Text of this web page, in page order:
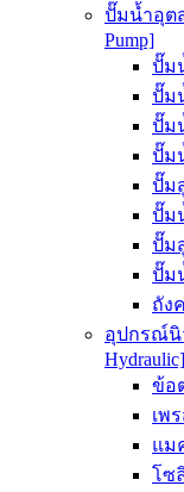
ปั๊มน้ำอุต
Pump]
ปั๊ม
ปั๊ม
ปั๊ม
ปั๊ม
ปั๊ม
ปั๊ม
ปั๊ม
ปั๊ม
ถัง
อุปกรณ์นิ
Hydraulic]
ข้อ
เพ
แม
โซ